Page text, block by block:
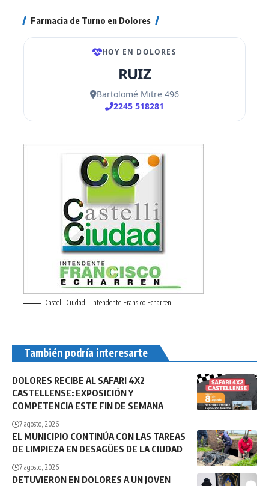
Farmacia de Turno en Dolores
Castelli Ciudad - Intendente Fransico Echarren
También podría interesarte
DOLORES RECIBE AL SAFARI 4X2
CASTELLENSE: EXPOSICIÓN Y
COMPETENCIA ESTE FIN DE SEMANA
7 agosto, 2026
EL MUNICIPIO CONTINÚA CON LAS TAREAS
DE LIMPIEZA EN DESAGÜES DE LA CIUDAD
7 agosto, 2026
DETUVIERON EN DOLORES A UN JOVEN